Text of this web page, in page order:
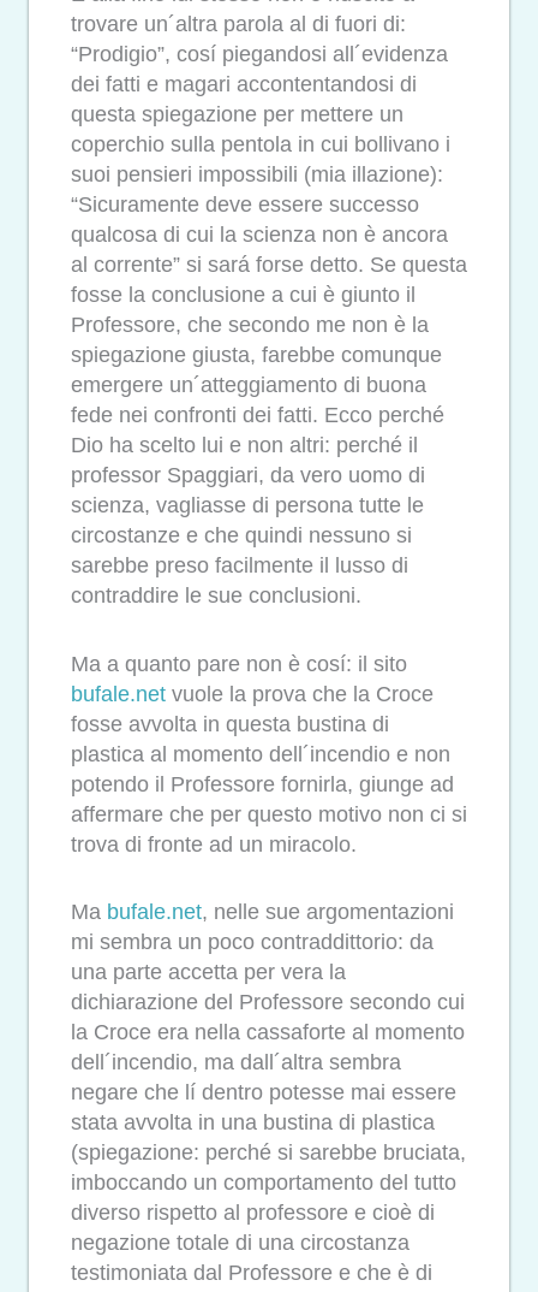
trovare un´altra parola al di fuori di:
“Prodigio”, cosí piegandosi all´evidenza
dei fatti e magari accontentandosi di
questa spiegazione per mettere un
coperchio sulla pentola in cui bollivano i
suoi pensieri impossibili (mia illazione):
“Sicuramente deve essere successo
qualcosa di cui la scienza non è ancora
al corrente” si sará forse detto. Se questa
fosse la conclusione a cui è giunto il
Professore, che secondo me non è la
spiegazione giusta, farebbe comunque
emergere un´atteggiamento di buona
fede nei confronti dei fatti. Ecco perché
Dio ha scelto lui e non altri: perché il
professor Spaggiari, da vero uomo di
scienza, vagliasse di persona tutte le
circostanze e che quindi nessuno si
sarebbe preso facilmente il lusso di
contraddire le sue conclusioni.
Ma a quanto pare non è cosí: il sito
bufale.net vuole la prova che la Croce
fosse avvolta in questa bustina di
plastica al momento dell´incendio e non
potendo il Professore fornirla, giunge ad
affermare che per questo motivo non ci si
trova di fronte ad un miracolo.
Ma bufale.net, nelle sue argomentazioni
mi sembra un poco contraddittorio: da
una parte accetta per vera la
dichiarazione del Professore secondo cui
la Croce era nella cassaforte al momento
dell´incendio, ma dall´altra sembra
negare che lí dentro potesse mai essere
stata avvolta in una bustina di plastica
(spiegazione: perché si sarebbe bruciata,
imboccando un comportamento del tutto
diverso rispetto al professore e cioè di
negazione totale di una circostanza
testimoniata dal Professore e che è di